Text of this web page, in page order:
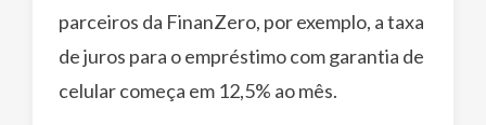
parceiros da FinanZero, por exemplo, a taxa
de juros para o empréstimo com garantia de
celular começa em 12,5% ao mês.